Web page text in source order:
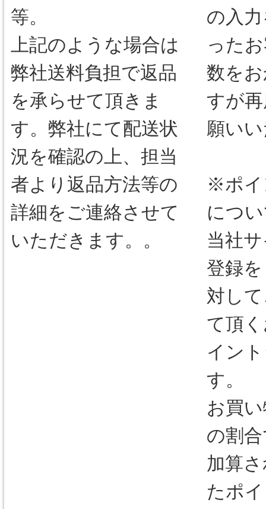
等。
上記のような場合は
弊社送料負担で返品
を承らせて頂きま
す。弊社にて配送状
況を確認の上、担当
者より返品方法等の
詳細をご連絡させて
いただきます。。
の入
った
数を
すが
願い
※ポイ
につ
当社
登録
対し
て頂
イン
す。
お買
の割
加算
たポ